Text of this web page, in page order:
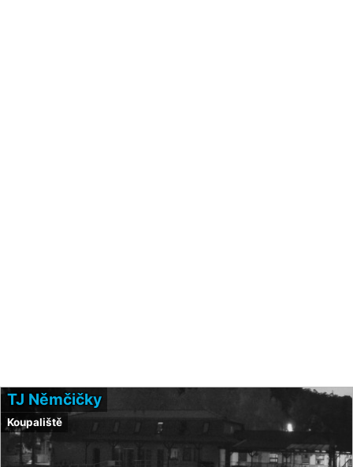
TJ Němčičky
Koupaliště